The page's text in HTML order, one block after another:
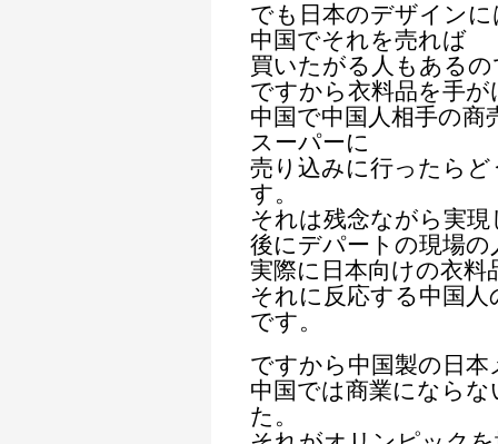
でも日本のデザイン
中国でそれを売れば
買いたがる人もある
ですから衣料品を手
中国で中国人相手の
スーパーに
売り込みに行ったら
す。
それは残念ながら実
後にデパートの現場
実際に日本向けの衣料
それに反応する中国
です。
ですから中国製の日
中国では商業になら
た。